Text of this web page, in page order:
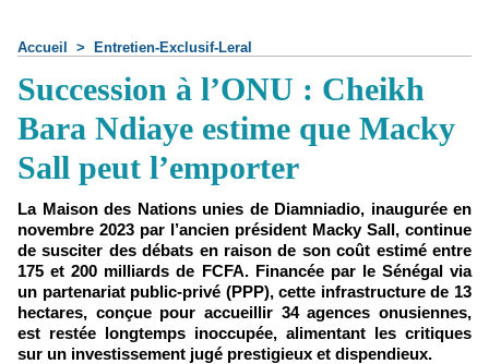
Accueil > Entretien-Exclusif-Leral
Succession à l’ONU : Cheikh
Bara Ndiaye estime que Macky
Sall peut l’emporter
La Maison des Nations unies de Diamniadio, inaugurée en
novembre 2023 par l’ancien président Macky Sall, continue
de susciter des débats en raison de son coût estimé entre
175 et 200 milliards de FCFA. Financée par le Sénégal via
un partenariat public-privé (PPP), cette infrastructure de 13
hectares, conçue pour accueillir 34 agences onusiennes,
est restée longtemps inoccupée, alimentant les critiques
sur un investissement jugé prestigieux et dispendieux.